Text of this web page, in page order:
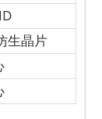
生晶片